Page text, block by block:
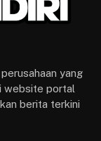
yang
website portal
berita terkini